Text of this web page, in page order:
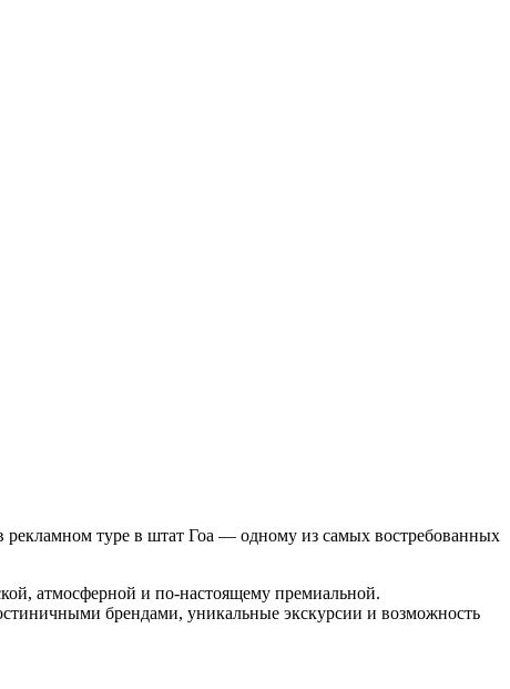
туре в штат Гоа — одному из самых востребованных
атмосферной и по-настоящему премиальной.
брендами, уникальные экскурсии и возможность